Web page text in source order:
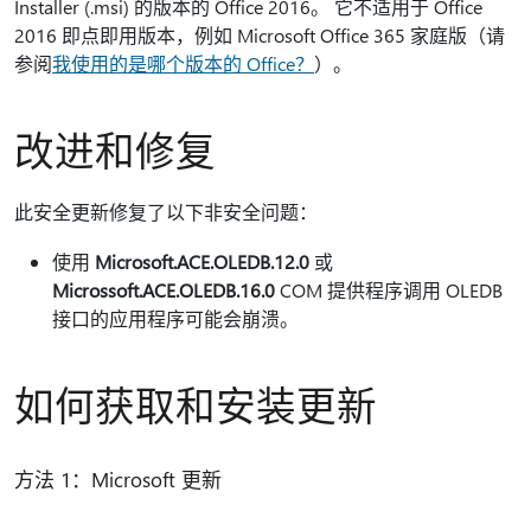
Installer (.msi) 的版本的 Office 2016。 它不适用于 Office
2016 即点即用版本，例如 Microsoft Office 365 家庭版（请
参阅我使用的是哪个版本的 Office？ ）。
改进和修复
此安全更新修复了以下非安全问题：
使用 Microsoft.ACE.OLEDB.12.0 或
Microssoft.ACE.OLEDB.16.0COM 提供程序调用 OLEDB
接口的应用程序可能会崩溃。
如何获取和安装更新
方法 1：Microsoft 更新